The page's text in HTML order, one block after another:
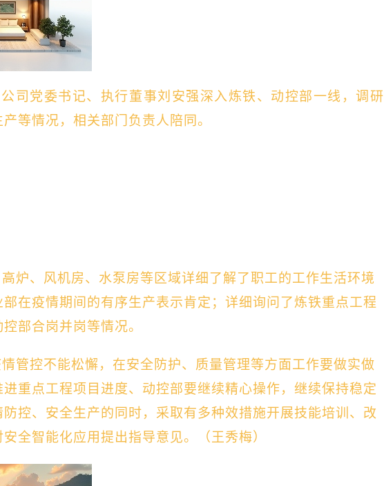
公司党委书记、执行董事刘安强深入炼铁、动控部一线，调研
等情况，相关部门负责人陪同。
炉、风机房、水泵房等区域详细了解了职工的工作生活环境
在疫情期间的有序生产表示肯定；详细询问了炼铁重点工程
部合岗并岗等情况。
管控不能松懈，在安全防护、质量管理等方面工作要做实做
重点工程项目进度、动控部要继续精心操作，继续保持稳定
控、安全生产的同时，采取有多种效措施开展技能培训、改
全智能化应用提出指导意见。（王秀梅）